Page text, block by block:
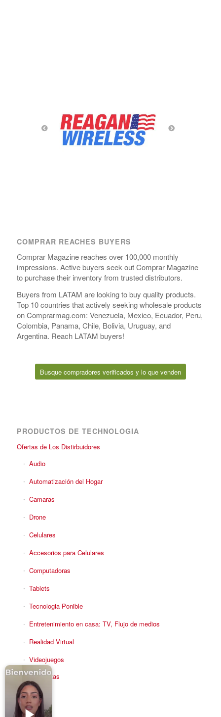
COMPRAR REACHES BUYERS
Comprar Magazine reaches over 100,000 monthly
impressions. Active buyers seek out Comprar Magazine
to purchase their inventory from trusted distributors.
Buyers from LATAM are looking to buy quality products.
Top 10 countries that actively seeking wholesale products
on Comprarmag.com: Venezuela, Mexico, Ecuador, Peru,
Colombia, Panama, Chile, Bolivia, Uruguay, and
Argentina. Reach LATAM buyers!
Busque compradores verificados y lo que venden
PRODUCTOS DE TECHNOLOGIA
Ofertas de Los Distirbuidores
Audio
Automatización del Hogar
Camaras
Drone
Celulares
Accesorios para Celulares
Computadoras
Tablets
Tecnologia Ponible
Entretenimiento en casa: TV, Flujo de medios
Realidad Virtual
Videojuegos
Reciba Ofertas